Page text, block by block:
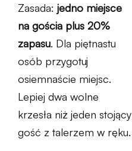
Zasada: jedno miejsce
na gościa plus 20%
zapasu. Dla piętnastu
osób przygotuj
osiemnaście miejsc.
Lepiej dwa wolne
krzesła niż jeden stojący
gość z talerzem w ręku.